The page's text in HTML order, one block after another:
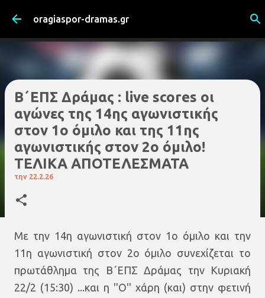
Μετάβαση στο κύριο περιεχόμενο
oragiaspor-dramas.gr
Β΄ΕΠΣ Δράμας : live scores οι
αγώνες της 14ης αγωνιστικής
στον 1ο όμιλο και της 11ης
αγωνιστικής στον 2ο όμιλο!
TEΛΙΚΑ ΑΠΟΤΕΛΕΣΜΑΤΑ
την 22.2.26
Με την 14η αγωνιστική στον 1ο όμιλο και την
11η αγωνιστική στον 2ο όμιλο συνεχίζεται το
πρωτάθλημα της Β΄ΕΠΣ Δράμας την Κυριακή
22/2 (15:30) ...και η ''Ο'' χάρη (και) στην φετινή